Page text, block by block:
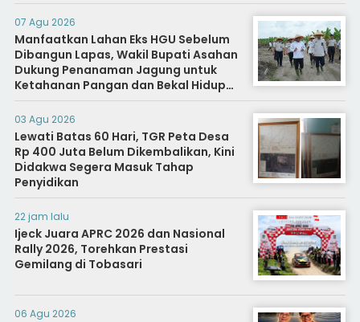
07 Agu 2026
Manfaatkan Lahan Eks HGU Sebelum
Dibangun Lapas, Wakil Bupati Asahan
Dukung Penanaman Jagung untuk
Ketahanan Pangan dan Bekal Hidup
Warga Binaan
03 Agu 2026
Lewati Batas 60 Hari, TGR Peta Desa
Rp 400 Juta Belum Dikembalikan, Kini
Didakwa Segera Masuk Tahap
Penyidikan
22 jam lalu
Ijeck Juara APRC 2026 dan Nasional
Rally 2026, Torehkan Prestasi
Gemilang di Tobasari
06 Agu 2026